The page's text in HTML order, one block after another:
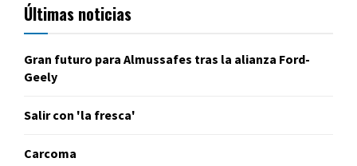
Últimas noticias
Gran futuro para Almussafes tras la alianza Ford-
Geely
Salir con 'la fresca'
Carcoma